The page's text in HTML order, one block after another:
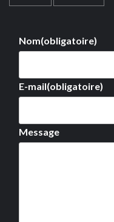
Nom(obligatoire)
E-mail(obligatoire)
Message